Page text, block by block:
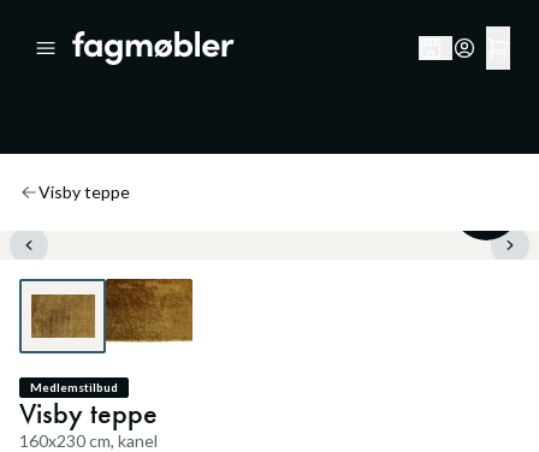
Visby teppe
Medlemstilbud
Visby teppe
160x230 cm, kanel